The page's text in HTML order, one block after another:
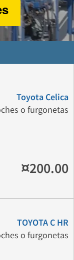
Toyota Celica
o furgonetas
¤200.00
TOYOTA C HR
o furgonetas